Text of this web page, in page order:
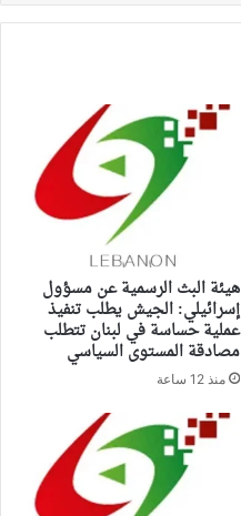
هيئة البث الرسمية عن مسؤول
إسرائيلي: الجيش يطلب تنفيذ
عملية حساسة في لبنان تتطلب
مصادقة المستوى السياسي
منذ 12 ساعة